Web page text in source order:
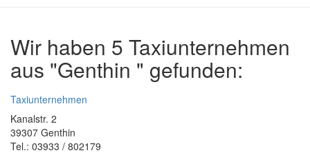
Wir haben 5 Taxiunternehmen
aus "Genthin " gefunden:
Taxiunternehmen
Kanalstr. 2
39307 Genthin
Tel.: 03933 / 802179